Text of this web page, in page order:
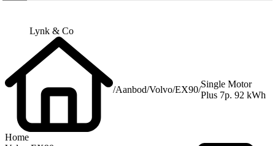
Lynk & Co
Home
/Aanbod/Volvo/EX90/
Single Motor
Plus 7p. 92 kWh